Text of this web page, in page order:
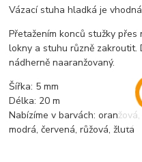
Vázací stuha hladká je
Přetažením konců stužky
lokny a stuhu různě zakroutit.
nádherně naaranžovaný.
Šířka: 5 mm
Délka: 20 m
Nabízíme v barvách:
modrá, červená, růžová, žlutá